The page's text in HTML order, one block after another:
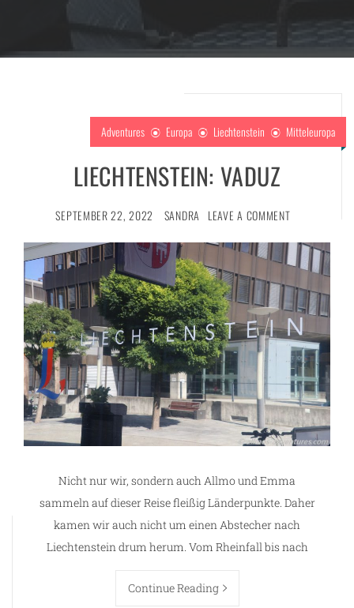
Adventures Europa Liechtenstein Mitteleuropa
LIECHTENSTEIN: VADUZ
SEPTEMBER 22, 2022 SANDRA LEAVE A COMMENT
Nicht nur wir, sondern auch Allmo und Emma
sammeln auf dieser Reise fleißig Länderpunkte. Daher
kamen wir auch nicht um einen Abstecher nach
Liechtenstein drum herum. Vom Rheinfall bis nach
Continue Reading